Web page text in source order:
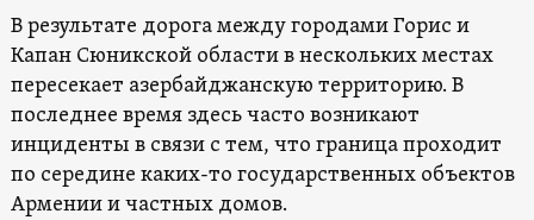
В результате дорога между городами Горис и
Капан Сюникской области в нескольких местах
пересекает азербайджанскую территорию. В
последнее время здесь часто возникают
инциденты в связи с тем, что граница проходит
по середине каких-то государственных объектов
Армении и частных домов.